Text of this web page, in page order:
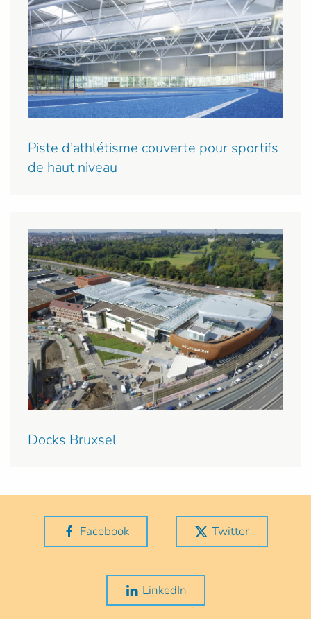
Piste d’athlétisme couverte pour sportifs
de haut niveau
Docks Bruxsel
Facebook Twitter
LinkedIn